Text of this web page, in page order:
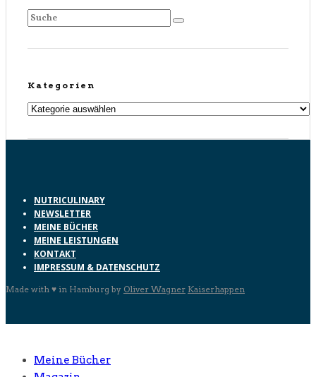
Kategorien
Kategorien
NUTRICULINARY
NEWSLETTER
MEINE BÜCHER
MEINE LEISTUNGEN
KONTAKT
IMPRESSUM & DATENSCHUTZ
Made with ♥ in Hamburg by Oliver Wagner Kaiserhappen
Meine Bücher